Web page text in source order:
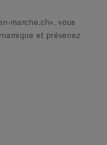
marche.ch», vous
et prévenez